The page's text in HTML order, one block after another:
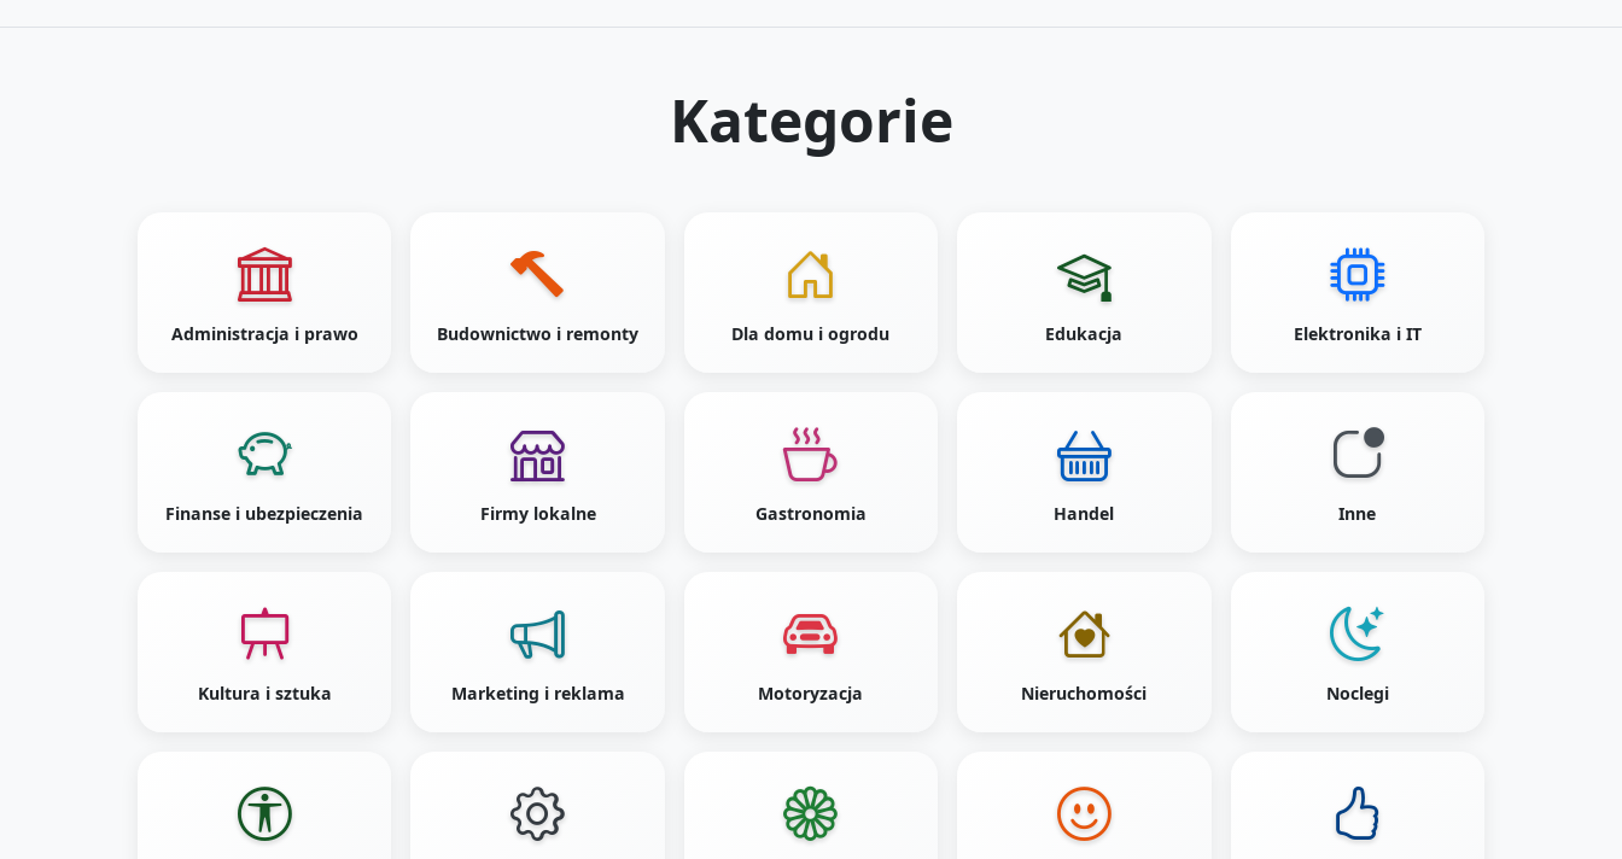
Kategorie
Administracja i prawo Budownictwo i remonty Dla domu i ogrodu Edukacja Elektronika i IT
Finanse i ubezpieczenia Firmy lokalne Gastronomia Handel Inne
Kultura i sztuka Marketing i reklama Motoryzacja Nieruchomości Noclegi